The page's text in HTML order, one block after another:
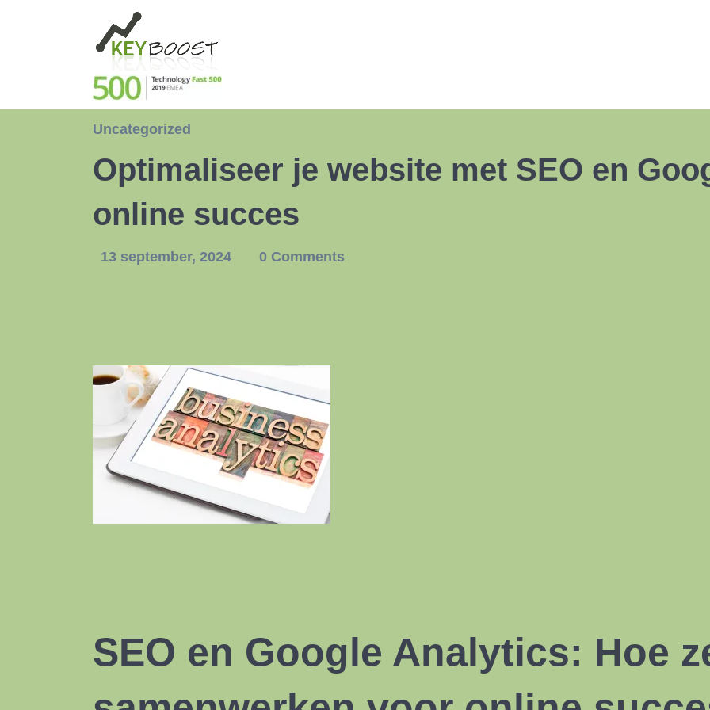
Uncategorized
Optimaliseer je website met SEO en
online succes
13 september, 2024 0 Comments
SEO en Google Analytics: Hoe